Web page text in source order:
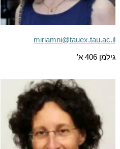
miriamni@tauex.tau.ac.il
גילמן 406 א'